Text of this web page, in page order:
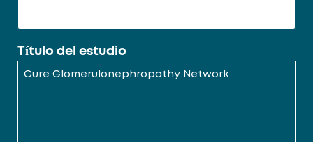
Título del estudio